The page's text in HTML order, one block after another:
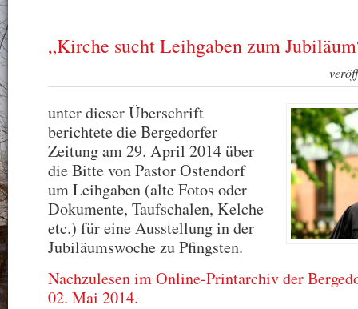
„Kirche sucht Leihgaben zum
unter dieser Überschrift
berichtete die Bergedorfer
Zeitung am 29. April 2014 über
die Bitte von Pastor Ostendorf
um Leihgaben (alte Fotos oder
Dokumente, Taufschalen, Kelche
etc.) für eine Ausstellung in der
Jubiläumswoche zu Pfingsten.
Nachzulesen im Online-Printarchiv der
02. Mai 2014.